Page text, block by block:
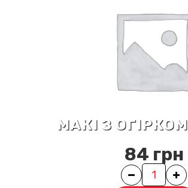
МАКІ З ОГІРКОМ
84 грн
Quantity